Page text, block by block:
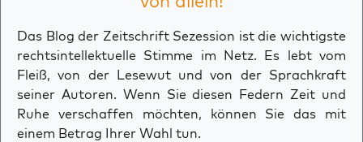
Das Blog der Zeitschrift Sezession ist die wichtigste
rechtsintellektuelle Stimme im Netz. Es lebt vom
Fleiß, von der Lesewut und von der Sprachkraft
seiner Autoren. Wenn Sie diesen Federn Zeit und
Ruhe verschaffen möchten, können Sie das mit
einem Betrag Ihrer Wahl tun.